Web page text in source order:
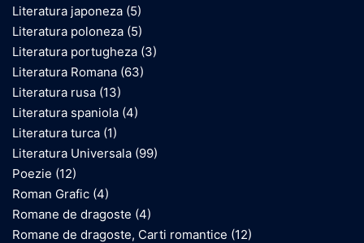
Literatura japoneza (5)
Literatura poloneza (5)
Literatura portugheza (3)
Literatura Romana (63)
Literatura rusa (13)
Literatura spaniola (4)
Literatura turca (1)
Literatura Universala (99)
Poezie (12)
Roman Grafic (4)
Romane de dragoste (4)
Romane de dragoste, Carti romantice (12)